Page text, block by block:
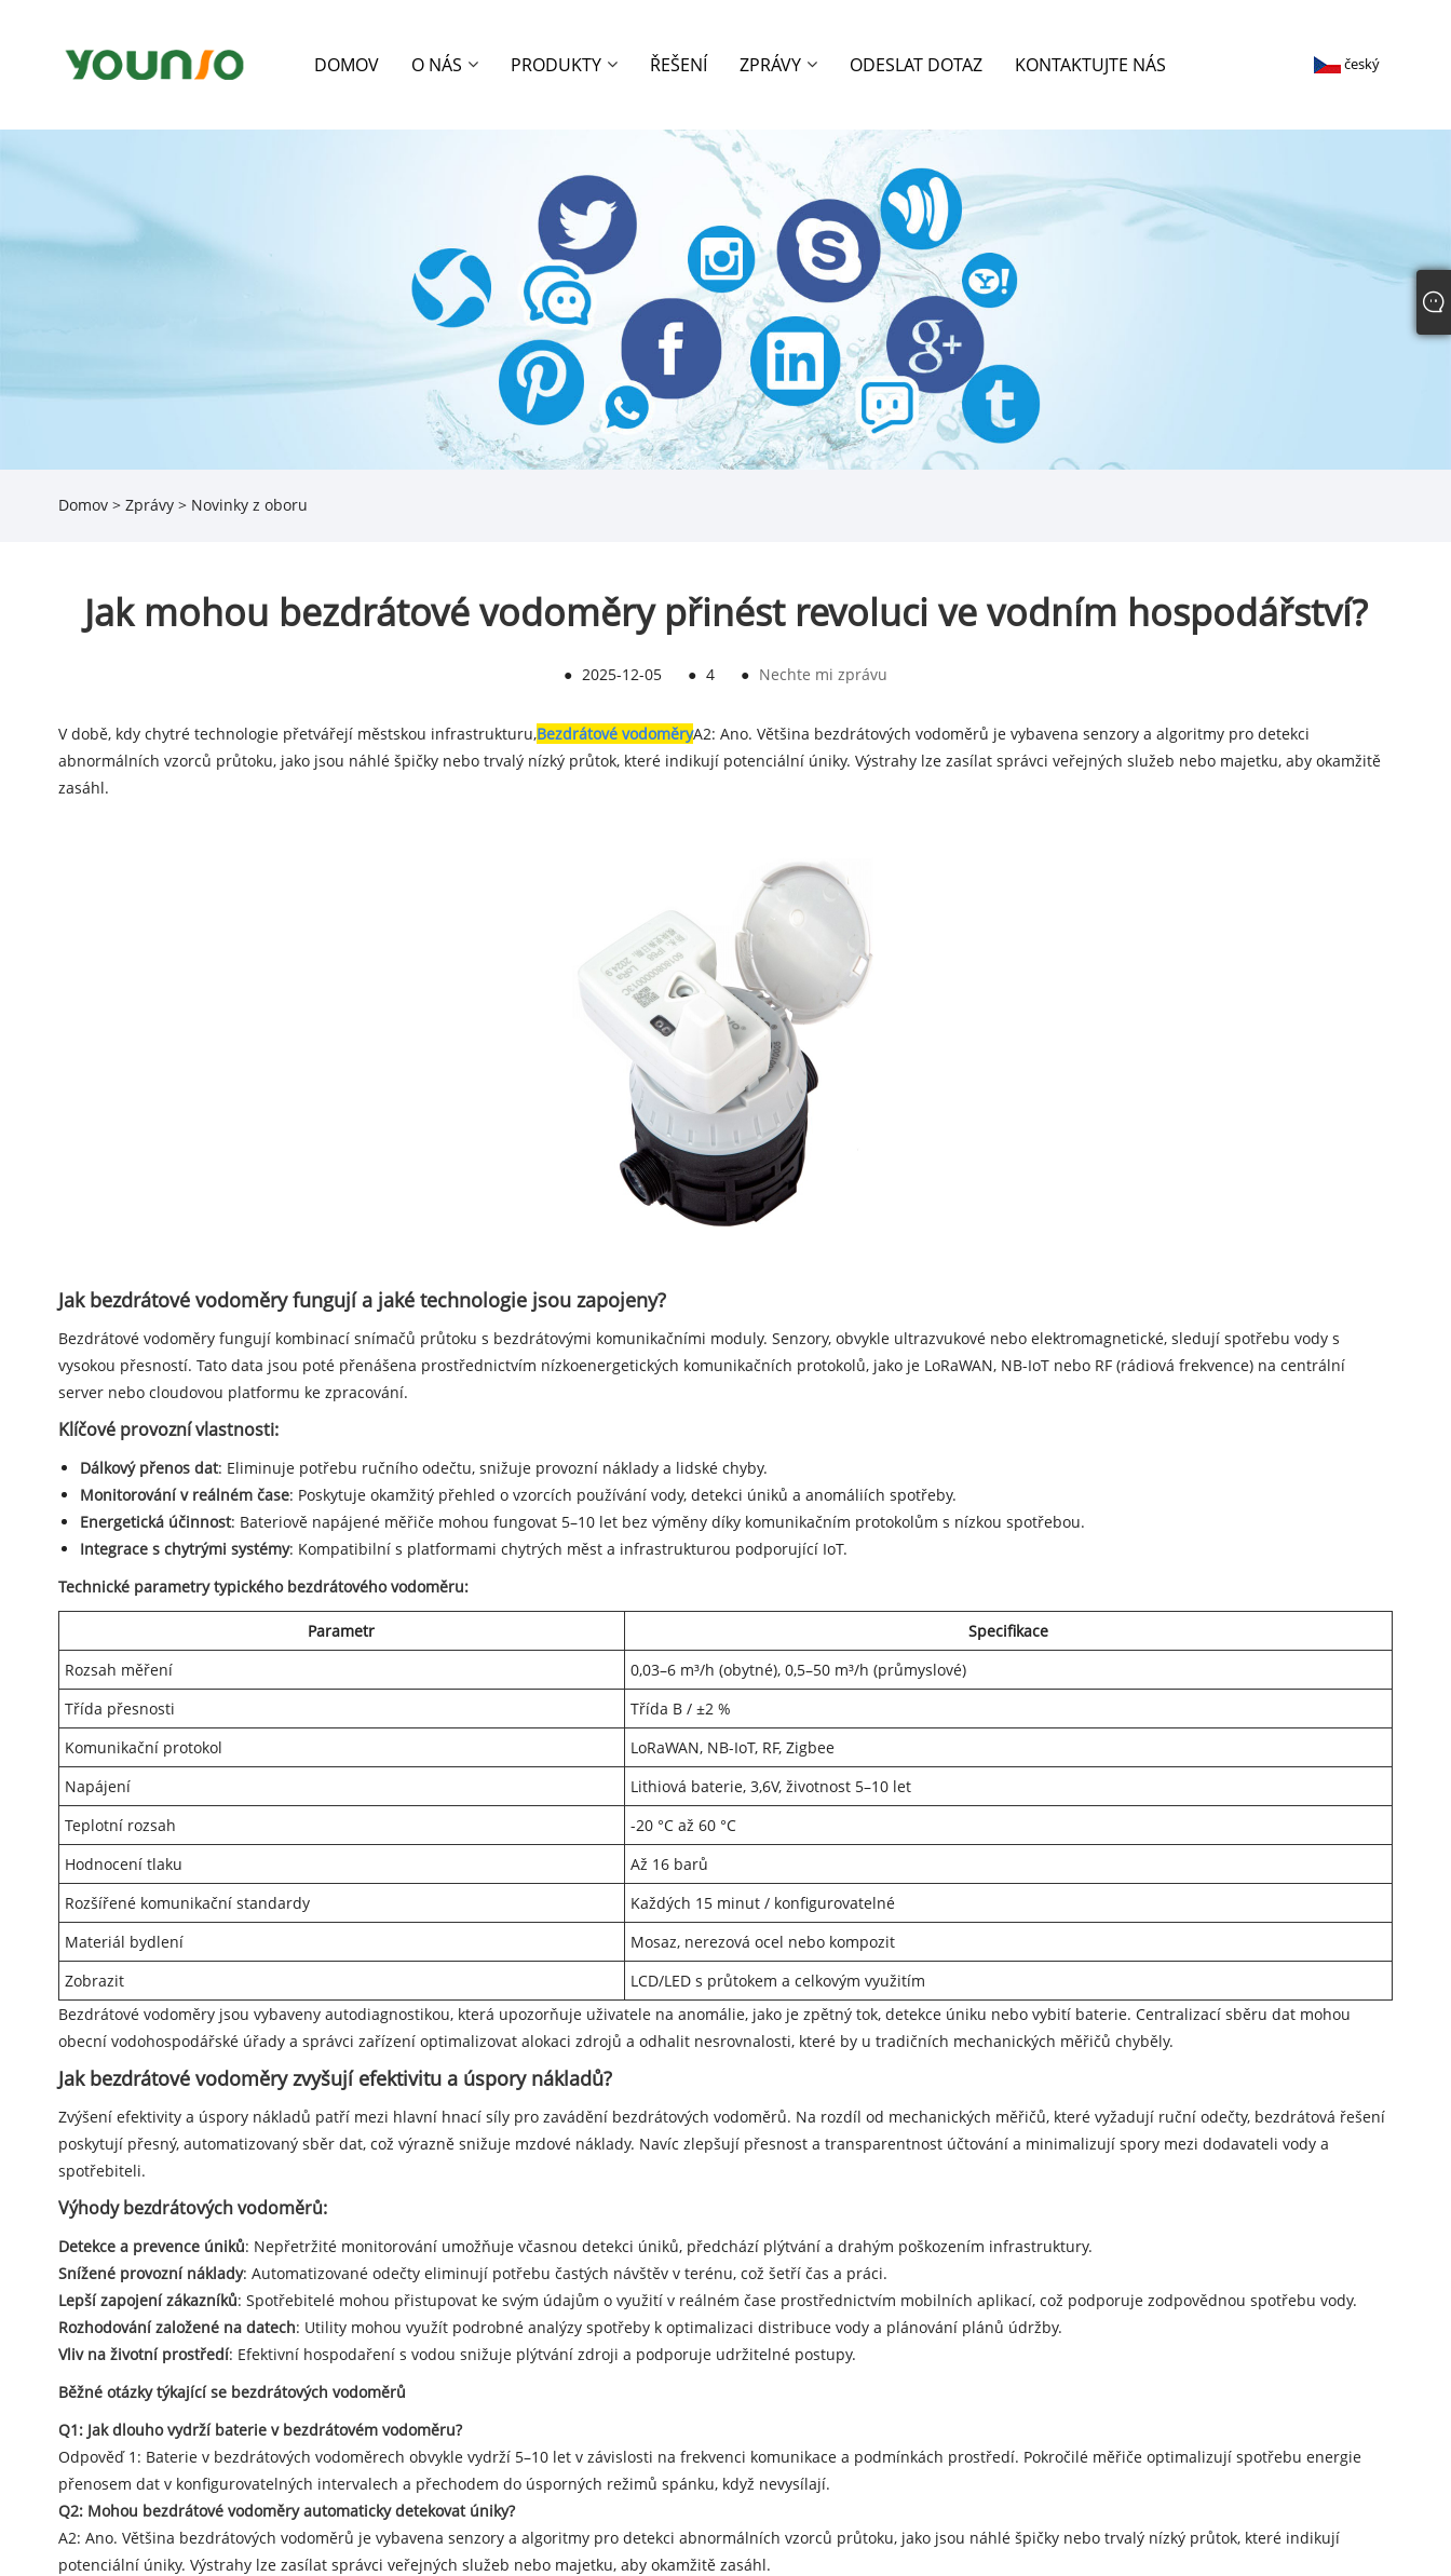
DOMOV O NÁS PRODUKTY ŘEŠENÍ ZPRÁVY ODESLAT DOTAZ KONTAKTUJTE NÁS český
Domov > Zprávy> Novinky z oboru
Jak mohou bezdrátové vodoměry přinést revoluci ve vodním hospodářství?
● 2025-12-05 ● 4 ● Nechte mi zprávu
V době, kdy chytré technologie přetvářejí městskou infrastrukturu,Bezdrátové vodoměryA2: Ano. Většina bezdrátových vodoměrů je vybavena senzory a algoritmy pro detekci
abnormálních vzorců průtoku, jako jsou náhlé špičky nebo trvalý nízký průtok, které indikují potenciální úniky. Výstrahy lze zasílat správci veřejných služeb nebo majetku, aby okamžitě
zasáhl.
Jak bezdrátové vodoměry fungují a jaké technologie jsou zapojeny?
Bezdrátové vodoměry fungují kombinací snímačů průtoku s bezdrátovými komunikačními moduly. Senzory, obvykle ultrazvukové nebo elektromagnetické, sledují spotřebu vody s
vysokou přesností. Tato data jsou poté přenášena prostřednictvím nízkoenergetických komunikačních protokolů, jako je LoRaWAN, NB-IoT nebo RF (rádiová frekvence) na centrální
server nebo cloudovou platformu ke zpracování.
Klíčové provozní vlastnosti:
Dálkový přenos dat: Eliminuje potřebu ručního odečtu, snižuje provozní náklady a lidské chyby.
Monitorování v reálném čase: Poskytuje okamžitý přehled o vzorcích používání vody, detekci úniků a anomáliích spotřeby.
Energetická účinnost: Bateriově napájené měřiče mohou fungovat 5–10 let bez výměny díky komunikačním protokolům s nízkou spotřebou.
Integrace s chytrými systémy: Kompatibilní s platformami chytrých měst a infrastrukturou podporující IoT.
Technické parametry typického bezdrátového vodoměru:
Parametr
Specifikace
Rozsah měření
0,03–6 m³/h (obytné), 0,5–50 m³/h (průmyslové)
Třída přesnosti
Třída B / ±2 %
Komunikační protokol
LoRaWAN, NB-IoT, RF, Zigbee
Napájení
Lithiová baterie, 3,6V, životnost 5–10 let
Teplotní rozsah
-20 °C až 60 °C
Hodnocení tlaku
Až 16 barů
Rozšířené komunikační standardy
Každých 15 minut / konfigurovatelné
Materiál bydlení
Mosaz, nerezová ocel nebo kompozit
Zobrazit
LCD/LED s průtokem a celkovým využitím
Bezdrátové vodoměry jsou vybaveny autodiagnostikou, která upozorňuje uživatele na anomálie, jako je zpětný tok, detekce úniku nebo vybití baterie. Centralizací sběru dat mohou
obecní vodohospodářské úřady a správci zařízení optimalizovat alokaci zdrojů a odhalit nesrovnalosti, které by u tradičních mechanických měřičů chyběly.
Jak bezdrátové vodoměry zvyšují efektivitu a úspory nákladů?
Zvýšení efektivity a úspory nákladů patří mezi hlavní hnací síly pro zavádění bezdrátových vodoměrů. Na rozdíl od mechanických měřičů, které vyžadují ruční odečty, bezdrátová řešení
poskytují přesný, automatizovaný sběr dat, což výrazně snižuje mzdové náklady. Navíc zlepšují přesnost a transparentnost účtování a minimalizují spory mezi dodavateli vody a
spotřebiteli.
Výhody bezdrátových vodoměrů:
Detekce a prevence úniků: Nepřetržité monitorování umožňuje včasnou detekci úniků, předchází plýtvání a drahým poškozením infrastruktury.
Snížené provozní náklady: Automatizované odečty eliminují potřebu častých návštěv v terénu, což šetří čas a práci.
Lepší zapojení zákazníků: Spotřebitelé mohou přistupovat ke svým údajům o využití v reálném čase prostřednictvím mobilních aplikací, což podporuje zodpovědnou spotřebu vody.
Rozhodování založené na datech: Utility mohou využít podrobné analýzy spotřeby k optimalizaci distribuce vody a plánování plánů údržby.
Vliv na životní prostředí: Efektivní hospodaření s vodou snižuje plýtvání zdroji a podporuje udržitelné postupy.
Běžné otázky týkající se bezdrátových vodoměrů
Q1: Jak dlouho vydrží baterie v bezdrátovém vodoměru?
Odpověď 1: Baterie v bezdrátových vodoměrech obvykle vydrží 5–10 let v závislosti na frekvenci komunikace a podmínkách prostředí. Pokročilé měřiče optimalizují spotřebu energie
přenosem dat v konfigurovatelných intervalech a přechodem do úsporných režimů spánku, když nevysílají.
Q2: Mohou bezdrátové vodoměry automaticky detekovat úniky?
A2: Ano. Většina bezdrátových vodoměrů je vybavena senzory a algoritmy pro detekci abnormálních vzorců průtoku, jako jsou náhlé špičky nebo trvalý nízký průtok, které indikují
potenciální úniky. Výstrahy lze zasílat správci veřejných služeb nebo majetku, aby okamžitě zasáhl.